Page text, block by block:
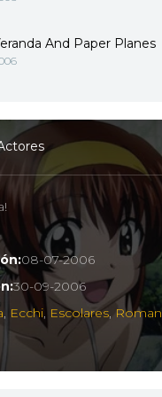
And Paper Planes
08-07-2006
30-09-2006
, Ecchi, Escolares,